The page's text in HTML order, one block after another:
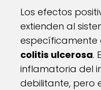
Los efectos
extienden al
específicamente
colitis ulcerosa.
inflamatoria del
debilitante, pero